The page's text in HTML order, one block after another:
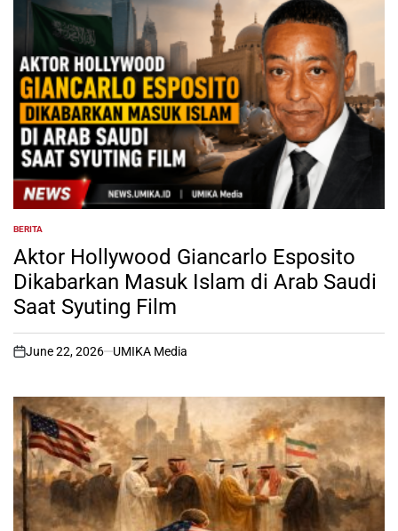
POSTED
IN
BERITA
Aktor Hollywood Giancarlo Esposito
Dikabarkan Masuk Islam di Arab Saudi
Saat Syuting Film
on
June 22, 2026 UMIKA Media